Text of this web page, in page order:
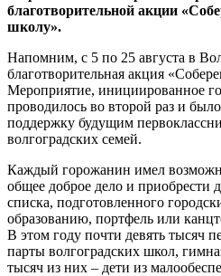
благотворительной акции
школу».
Напомним, с 5 по 25 августа в
благотворительная акция
Мероприятие, инициированное
проводилось во второй раз и
поддержку будущим
волгоградских семей.
Каждый горожанин имел
общее доброе дело и приобрести
списка, подготовленного
образованию, портфель или
В этом году почти девять тысяч
парты волгоградских школ,
тысяч из них – дети из